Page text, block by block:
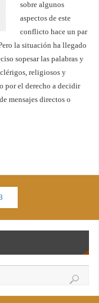
sobre algunos
aspectos de este
conflicto hace un par
la situación ha llegado
sopesar las palabras y
religiosos y
por el derecho a decidir
mensajes directos o